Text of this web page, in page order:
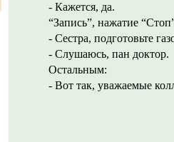
- Кажется, да.
“Запись”, нажатие
- Сестра, подготовьте
- Слушаюсь, пан доктор.
Остальным:
- Вот так, уважаемые